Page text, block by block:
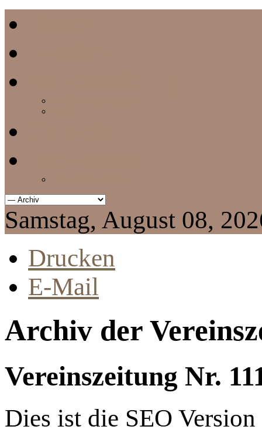
Samstag, August 08,
Drucken
E-Mail
Archiv der
Vereinszeitung Nr.
Dies ist die SEO